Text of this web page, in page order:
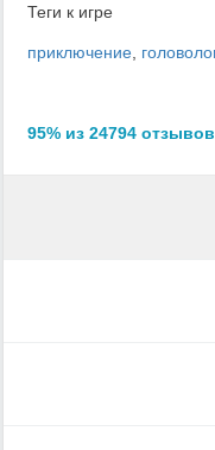
Теги к игре
приключение
95% из 24794